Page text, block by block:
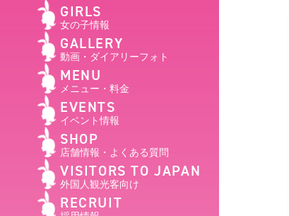
GIRLS
女の子情報
GALLERY
動画・ダイアリーフォト
MENU
メニュー・料金
EVENTS
イベント情報
SHOP
店舗情報・よくある質問
VISITORS TO JAPAN
外国人観光客向け
RECRUIT